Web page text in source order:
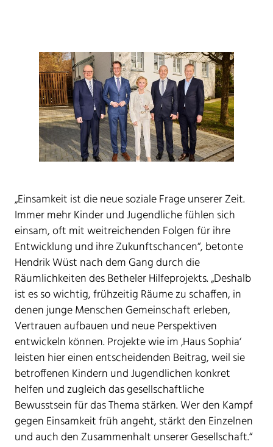
„Einsamkeit ist die neue soziale Frage unserer Zeit.
Immer mehr Kinder und Jugendliche fühlen sich
einsam, oft mit weitreichenden Folgen für ihre
Entwicklung und ihre Zukunftschancen“, betonte
Hendrik Wüst nach dem Gang durch die
Räumlichkeiten des Betheler Hilfeprojekts. „Deshalb
ist es so wichtig, frühzeitig Räume zu schaffen, in
denen junge Menschen Gemeinschaft erleben,
Vertrauen aufbauen und neue Perspektiven
entwickeln können. Projekte wie im ‚Haus Sophia‘
leisten hier einen entscheidenden Beitrag, weil sie
betroffenen Kindern und Jugendlichen konkret
helfen und zugleich das gesellschaftliche
Bewusstsein für das Thema stärken. Wer den Kampf
gegen Einsamkeit früh angeht, stärkt den Einzelnen
und auch den Zusammenhalt unserer Gesellschaft.“